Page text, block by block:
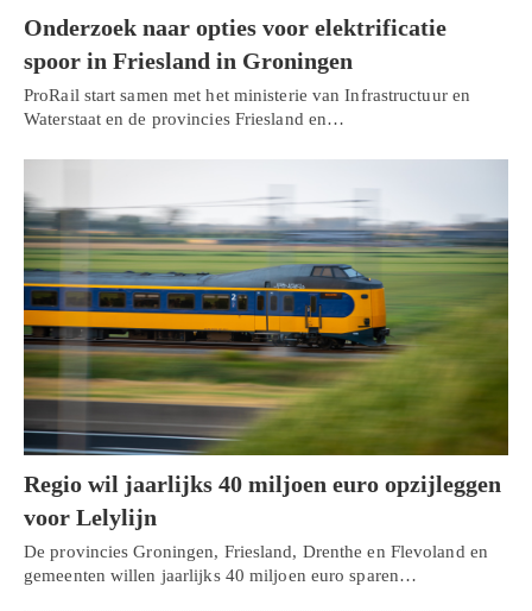
Onderzoek naar opties voor elektrificatie
spoor in Friesland in Groningen
ProRail start samen met het ministerie van Infrastructuur en
Waterstaat en de provincies Friesland en…
Regio wil jaarlijks 40 miljoen euro opzijleggen
voor Lelylijn
De provincies Groningen, Friesland, Drenthe en Flevoland en
gemeenten willen jaarlijks 40 miljoen euro sparen…